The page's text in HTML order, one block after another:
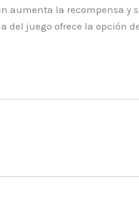
aumenta la recompensa y
juego ofrece la opción